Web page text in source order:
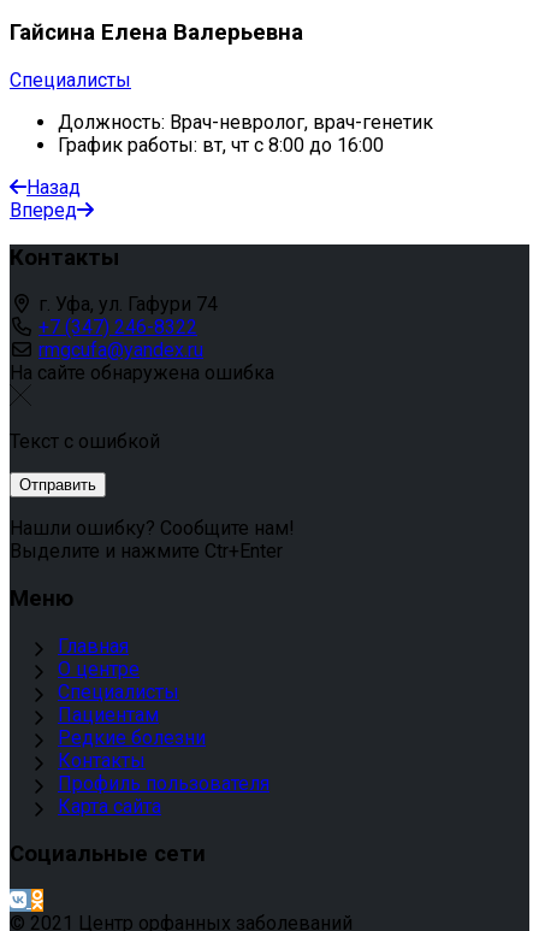
Гайсина Елена Валерьевна
Специалисты
Должность: Врач-невролог, врач-генетик
График работы: вт, чт с 8:00 до 16:00
Назад
Вперед
Контакты
г. Уфа, ул. Гафури 74
+7 (347) 246-8322
rmgcufa@yandex.ru
На сайте обнаружена ошибка
Текст с ошибкой
Нашли ошибку? Сообщите нам!
Выделите и нажмите Ctr+Enter
Меню
Главная
О центре
Специалисты
Пациентам
Редкие болезни
Контакты
Профиль пользователя
Карта сайта
Социальные сети
© 2021 Центр орфанных заболеваний